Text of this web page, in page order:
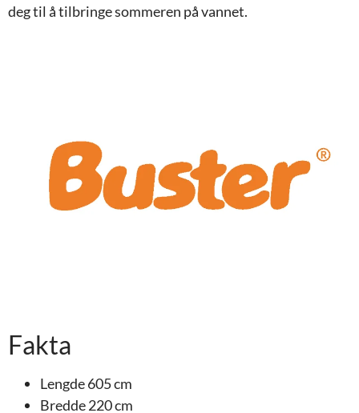
deg til å tilbringe sommeren på vannet.
Fakta
Lengde 605 cm
Bredde 220 cm